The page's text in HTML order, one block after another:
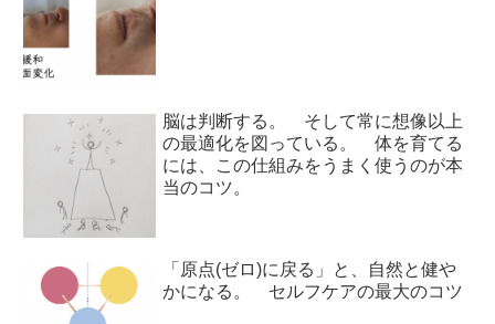
脳は判断する。 そして常に想像以上
の最適化を図っている。 体を育てる
には、この仕組みをうまく使うのが本
当のコツ。
「原点(ゼロ)に戻る」と、自然と健や
かになる。 セルフケアの最大のコツ